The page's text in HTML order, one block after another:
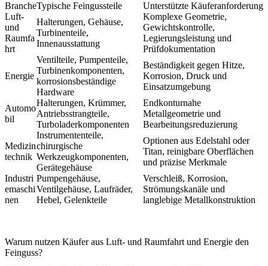
BrancheTypische Feingussteile
Unterstützte Käuferanforderung
Luft-
und
Raumfa
hrt
Halterungen, Gehäuse,
Turbinenteile,
Innenausstattung
Komplexe Geometrie,
Gewichtskontrolle,
Legierungsleistung und
Prüfdokumentation
Energie
Ventilteile, Pumpenteile,
Turbinenkomponenten,
korrosionsbeständige
Hardware
Beständigkeit gegen Hitze,
Korrosion, Druck und
Einsatzumgebung
Automo
bil
Halterungen, Krümmer,
Antriebsstrangteile,
Turboladerkomponenten
Endkonturnahe
Metallgeometrie und
Bearbeitungsreduzierung
Medizin
technik
Instrumententeile,
chirurgische
Werkzeugkomponenten,
Gerätegehäuse
Optionen aus Edelstahl oder
Titan, reinigbare Oberflächen
und präzise Merkmale
Industri
emaschi
nen
Pumpengehäuse,
Ventilgehäuse, Laufräder,
Hebel, Gelenkteile
Verschleiß, Korrosion,
Strömungskanäle und
langlebige Metallkonstruktion
Warum nutzen Käufer aus Luft- und Raumfahrt und Energie den
Feinguss?